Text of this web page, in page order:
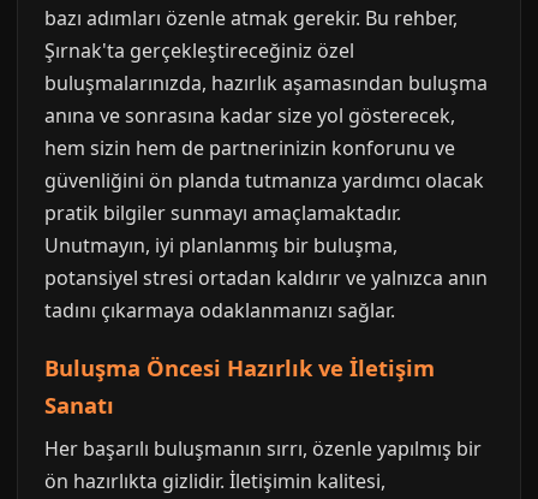
bazı adımları özenle atmak gerekir. Bu rehber,
Şırnak'ta gerçekleştireceğiniz özel
buluşmalarınızda, hazırlık aşamasından buluşma
anına ve sonrasına kadar size yol gösterecek,
hem sizin hem de partnerinizin konforunu ve
güvenliğini ön planda tutmanıza yardımcı olacak
pratik bilgiler sunmayı amaçlamaktadır.
Unutmayın, iyi planlanmış bir buluşma,
potansiyel stresi ortadan kaldırır ve yalnızca anın
tadını çıkarmaya odaklanmanızı sağlar.
Buluşma Öncesi Hazırlık ve İletişim
Sanatı
Her başarılı buluşmanın sırrı, özenle yapılmış bir
ön hazırlıkta gizlidir. İletişimin kalitesi,